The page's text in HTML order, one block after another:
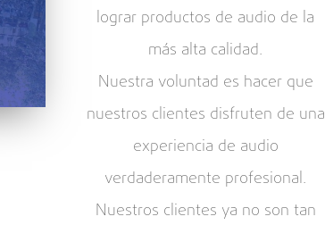
lograr productos de audio de la
más alta calidad.
Nuestra voluntad es hacer que
nuestros clientes disfruten de una
experiencia de audio
verdaderamente profesional.
Nuestros clientes ya no son tan